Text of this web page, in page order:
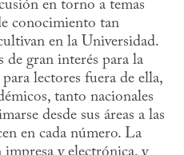
en torno a temas
conocimiento tan
en la Universidad.
de gran interés para la
lectores fuera de ella,
tanto nacionales
desde sus áreas a las
en cada número. La
impresa y electrónica, y